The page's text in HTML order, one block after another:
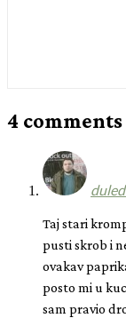
4 comments
Taj stari
pusti skrob i
ovakav
posto mi u
sam pravio